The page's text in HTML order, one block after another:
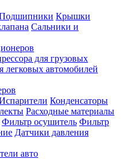
Крышки
Сальники и
для грузовых
легковых автомобилей
Конденсаторы
Расходные материалы
Фильтр осушитель Фильтр
Датчики давления
авто